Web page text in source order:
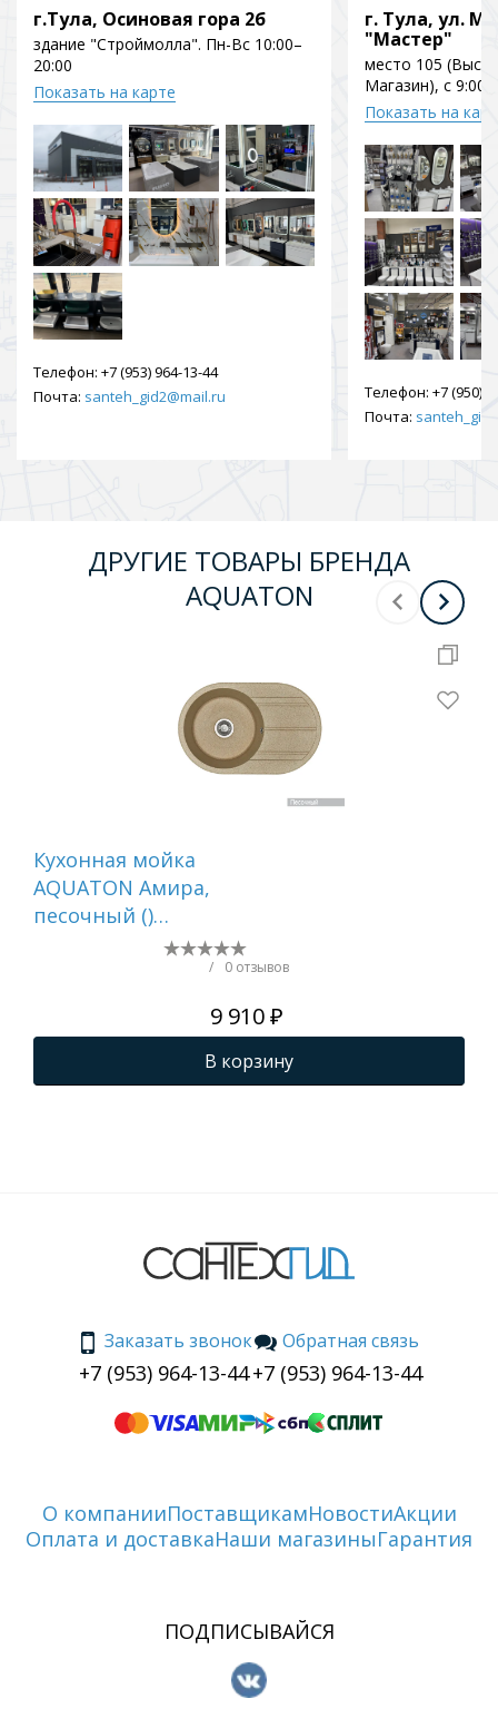
г.Тула, Осиновая гора 2б
здание "Строймолла". Пн-Вс 10:00–
20:00
Показать на карте
Телефон: +7 (953) 964-13-44
Почта: santeh_gid2@mail.ru
г. Тула, ул.
"Мастер"
место 105
Магазин), с 9:00
Показать на
Телефон: +7 (950)
Почта:
ДРУГИЕ ТОВАРЫ БРЕНДА
AQUATON
Кухонная мойка
AQUATON Амира,
песочный ()
1A712932AI220
/ 0 отзывов
9 910 ₽
В корзину
Заказать звонок
+7 (953) 964-13-44
Обратная связь
+7 (953) 964-13-44
О компанииПоставщикамНовостиАкции
Оплата и доставкаНаши магазиныГарантия
ПОДПИСЫВАЙСЯ